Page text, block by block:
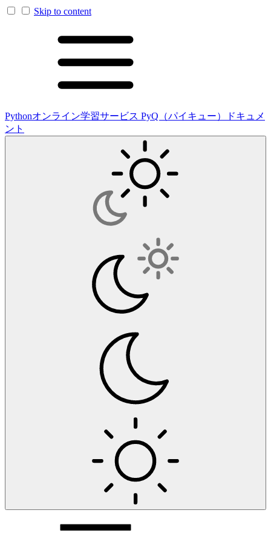
Skip to content
Pythonオンライン学習サービス PyQ（パイキュー）ドキュメ
ント